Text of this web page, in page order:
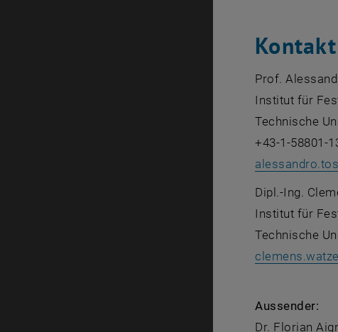
Kontakt
Prof.
Institut für
Technische
+43-1-58801-
Dipl.-Ing.
Institut für
Technische
Aussender:
Dr. Florian